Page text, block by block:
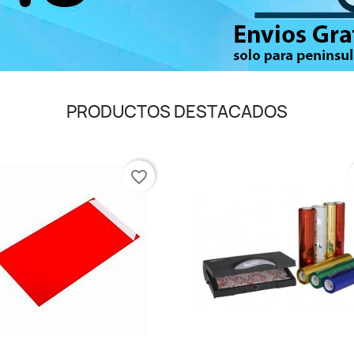
PRODUCTOS DESTACADOS
favorite_border